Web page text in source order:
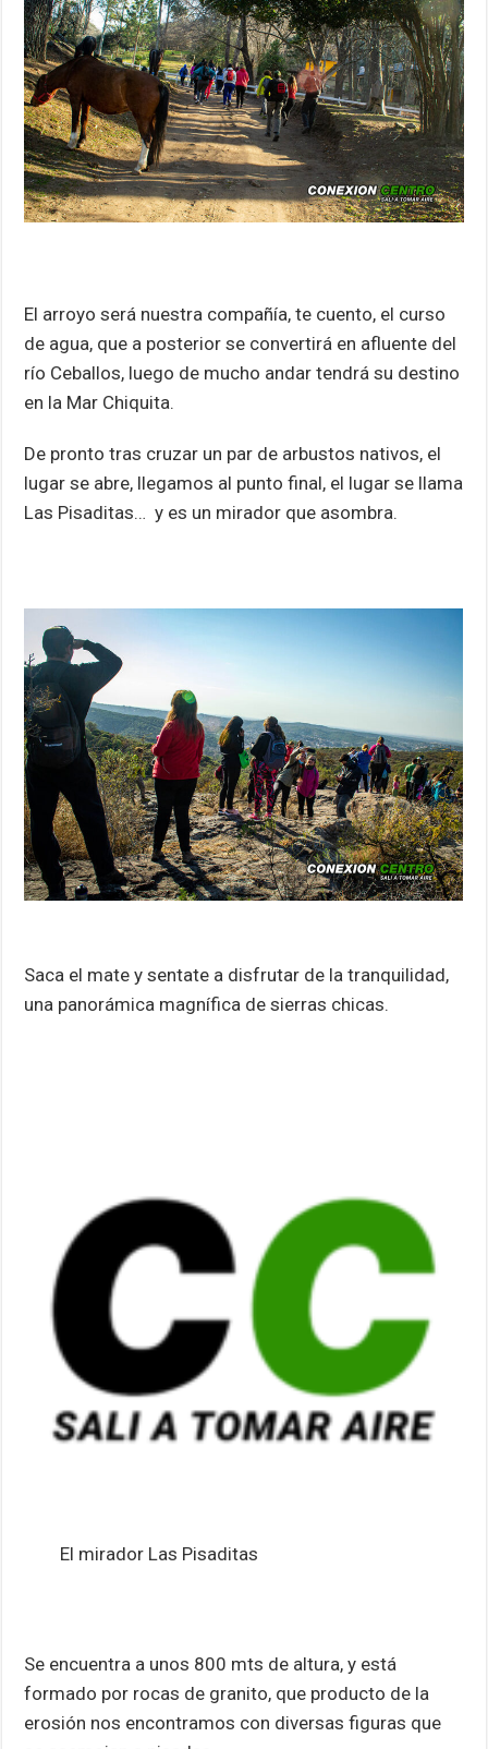
El arroyo será nuestra compañía, te cuento, el curso
de agua, que a posterior se convertirá en afluente del
río Ceballos, luego de mucho andar tendrá su destino
en la Mar Chiquita.
De pronto tras cruzar un par de arbustos nativos, el
lugar se abre, llegamos al punto final, el lugar se llama
Las Pisaditas… y es un mirador que asombra.
Saca el mate y sentate a disfrutar de la tranquilidad,
una panorámica magnífica de sierras chicas.
El mirador Las Pisaditas
Se encuentra a unos 800 mts de altura, y está
formado por rocas de granito, que producto de la
erosión nos encontramos con diversas figuras que